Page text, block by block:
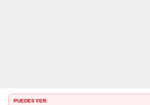
PUEDES VER: